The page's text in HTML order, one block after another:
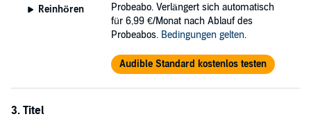
Reinhören
Probeabo. Verlängert sich automatisch
für 6,99 €/Monat nach Ablauf des
Probeabos. Bedingungen gelten.
Audible Standard kostenlos testen
3. Titel